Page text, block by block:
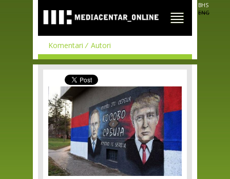
main
content
BHS
ENG
Komentari Autori